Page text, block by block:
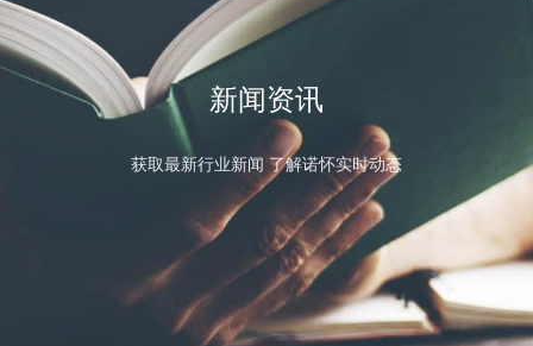
解决方案
医院方案 新闻资讯
获取最新行业新闻 了解诺怀实时动态